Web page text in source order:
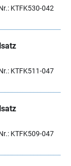
KTFK530-042
KTFK511-047
KTFK509-047